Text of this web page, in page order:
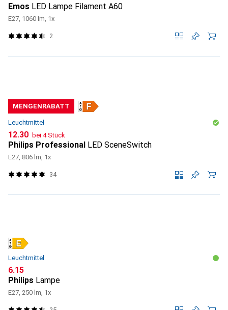
Emos LED Lampe Filament A60
E27, 1060 lm, 1x
2
MENGENRABATT
Leuchtmittel
CHF
12.30 bei 4 Stück
Philips Professional LED SceneSwitch
E27, 806 lm, 1x
34
Leuchtmittel
CHF
6.15
Philips Lampe
E27, 250 lm, 1x